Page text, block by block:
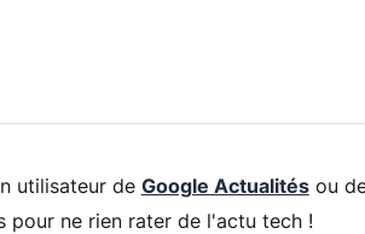
utilisateur de Google Actualitésou
pour ne rien rater de l'actu tech !